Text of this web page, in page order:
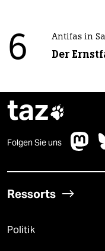
6 Antifas in
Der
taz
Folgen Sie uns
Ressorts
Politik